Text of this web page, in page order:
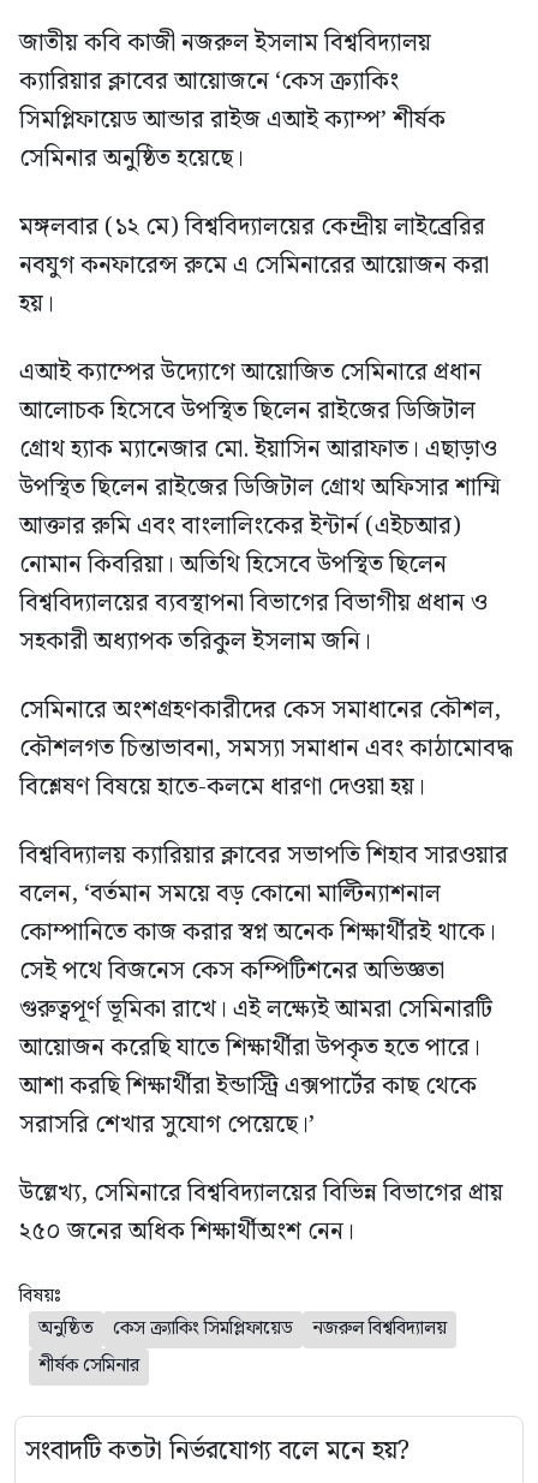
জাতীয় কবি কাজী নজরুল ইসলাম বিশ্ববিদ্যালয়
ক্যারিয়ার ক্লাবের আয়োজনে ‘কেস ক্র্যাকিং
সিমপ্লিফায়েড আন্ডার রাইজ এআই ক্যাম্প’ শীর্ষক
সেমিনার অনুষ্ঠিত হয়েছে।
মঙ্গলবার (১২ মে) বিশ্ববিদ্যালয়ের কেন্দ্রীয় লাইব্রেরির
নবযুগ কনফারেন্স রুমে এ সেমিনারের আয়োজন করা
হয়।
এআই ক্যাম্পের উদ্যোগে আয়োজিত সেমিনারে প্রধান
আলোচক হিসেবে উপস্থিত ছিলেন রাইজের ডিজিটাল
গ্রোথ হ্যাক ম্যানেজার মো. ইয়াসিন আরাফাত। এছাড়াও
উপস্থিত ছিলেন রাইজের ডিজিটাল গ্রোথ অফিসার শাম্মি
আক্তার রুমি এবং বাংলালিংকের ইন্টার্ন (এইচআর)
নোমান কিবরিয়া। অতিথি হিসেবে উপস্থিত ছিলেন
বিশ্ববিদ্যালয়ের ব্যবস্থাপনা বিভাগের বিভাগীয় প্রধান ও
সহকারী অধ্যাপক তরিকুল ইসলাম জনি।
সেমিনারে অংশগ্রহণকারীদের কেস সমাধানের কৌশল,
কৌশলগত চিন্তাভাবনা, সমস্যা সমাধান এবং কাঠামোবদ্ধ
বিশ্লেষণ বিষয়ে হাতে-কলমে ধারণা দেওয়া হয়।
বিশ্ববিদ্যালয় ক্যারিয়ার ক্লাবের সভাপতি শিহাব সারওয়ার
বলেন, ‘বর্তমান সময়ে বড় কোনো মাল্টিন্যাশনাল
কোম্পানিতে কাজ করার স্বপ্ন অনেক শিক্ষার্থীরই থাকে।
সেই পথে বিজনেস কেস কম্পিটিশনের অভিজ্ঞতা
গুরুত্বপূর্ণ ভূমিকা রাখে। এই লক্ষ্যেই আমরা সেমিনারটি
আয়োজন করেছি যাতে শিক্ষার্থীরা উপকৃত হতে পারে।
আশা করছি শিক্ষার্থীরা ইন্ডাস্ট্রি এক্সপার্টের কাছ থেকে
সরাসরি শেখার সুযোগ পেয়েছে।’
উল্লেখ্য, সেমিনারে বিশ্ববিদ্যালয়ের বিভিন্ন বিভাগের প্রায়
২৫০ জনের অধিক শিক্ষার্থীঅংশ নেন।
বিষয়ঃ
অনুষ্ঠিত
কেস ক্র্যাকিং সিমপ্লিফায়েড
নজরুল বিশ্ববিদ্যালয়
শীর্ষক সেমিনার
সংবাদটি কতটা নির্ভরযোগ্য বলে মনে হয়?